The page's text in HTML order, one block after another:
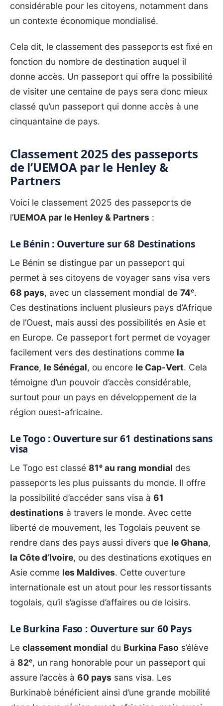
considérable pour les citoyens, notamment dans
un contexte économique mondialisé.
Cela dit, le classement des passeports est fixé en
fonction du nombre de destination auquel il
donne accès. Un passeport qui offre la possibilité
de visiter une centaine de pays sera donc mieux
classé qu’un passeport qui donne accès à une
cinquantaine de pays.
Classement 2025 des passeports
de l’UEMOA par le Henley &
Partners
Voici le classement 2025 des passeports de
l’UEMOA par le Henley & Partners :
Le Bénin : Ouverture sur 68 Destinations
Le Bénin se distingue par un passeport qui
permet à ses citoyens de voyager sans visa vers
68 pays, avec un classement mondial de 74ᵉ.
Ces destinations incluent plusieurs pays d’Afrique
de l’Ouest, mais aussi des possibilités en Asie et
en Europe. Ce passeport fort permet de voyager
facilement vers des destinations comme la
France, le Sénégal, ou encore le Cap-Vert. Cela
témoigne d’un pouvoir d’accès considérable,
surtout pour un pays en développement de la
région ouest-africaine.
Le Togo : Ouverture sur 61 destinations sans
visa
Le Togo est classé 81ᵉ au rang mondial des
passeports les plus puissants du monde. Il offre
la possibilité d’accéder sans visa à 61
destinations à travers le monde. Avec cette
liberté de mouvement, les Togolais peuvent se
rendre dans des pays aussi divers que le Ghana,
la Côte d’Ivoire, ou des destinations exotiques en
Asie comme les Maldives. Cette ouverture
internationale est un atout pour les ressortissants
togolais, qu’il s’agisse d’affaires ou de loisirs.
Le Burkina Faso : Ouverture sur 60 Pays
Le classement mondial du Burkina Faso s’élève
à 82ᵉ, un rang honorable pour un passeport qui
assure l’accès à 60 pays sans visa. Les
Burkinabè bénéficient ainsi d’une grande mobilité